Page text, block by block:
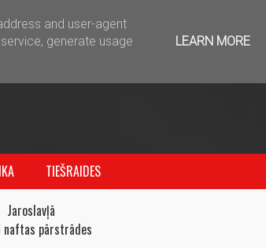
TIEŠRAIDES
Jaroslavļā
pārstrādes
and user-agent
generate usage
LEARN MORE